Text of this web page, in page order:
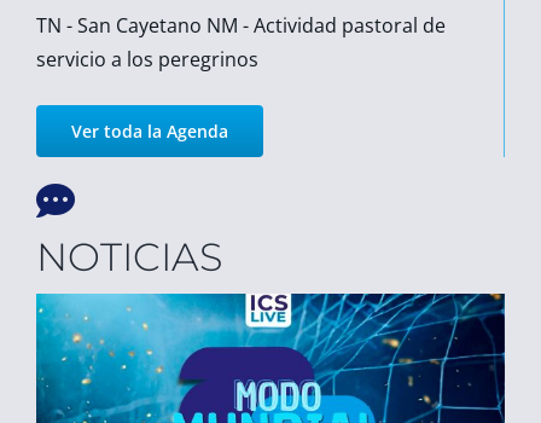
TN - San Cayetano NM - Actividad pastoral de
servicio a los peregrinos
Ver toda la Agenda
NOTICIAS